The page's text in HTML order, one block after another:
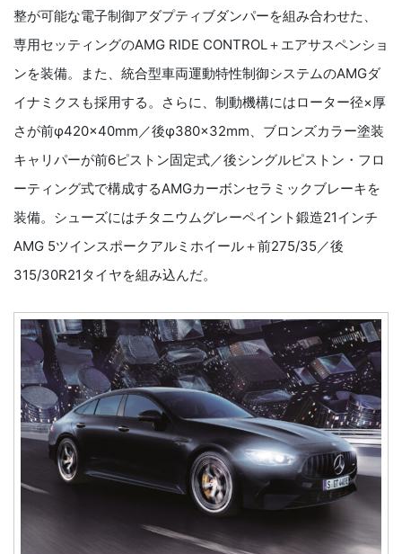
整が可能な電子制御アダプティブダンパーを組み合わせた、
専用セッティングのAMG RIDE CONTROL＋エアサスペンショ
ンを装備。また、統合型車両運動特性制御システムのAMGダ
イナミクスも採用する。さらに、制動機構にはローター径×厚
さが前φ420×40mm／後φ380×32mm、ブロンズカラー塗装
キャリパーが前6ピストン固定式／後シングルピストン・フロ
ーティング式で構成するAMGカーボンセラミックブレーキを
装備。シューズにはチタニウムグレーペイント鍛造21インチ
AMG 5ツインスポークアルミホイール＋前275/35／後
315/30R21タイヤを組み込んだ。